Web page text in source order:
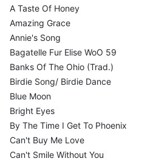
A Taste Of Honey
Amazing Grace
Annie's Song
Bagatelle Fur Elise WoO 59
Banks Of The Ohio (Trad.)
Birdie Song/ Birdie Dance
Blue Moon
Bright Eyes
By The Time I Get To Phoenix
Can't Buy Me Love
Can't Smile Without You